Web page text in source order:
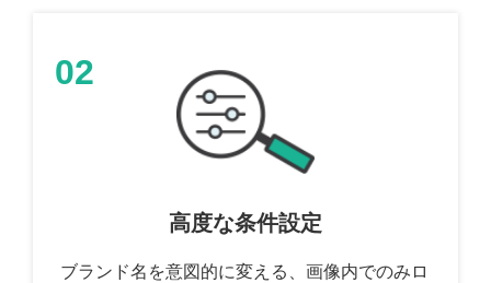
02
高度な条件設定
ブランド名を意図的に変える、画像内でのみロ